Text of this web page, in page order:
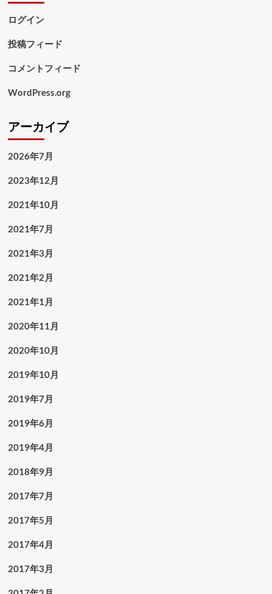
ログイン
投稿フィード
コメントフィード
WordPress.org
アーカイブ
2026年7月
2023年12月
2021年10月
2021年7月
2021年3月
2021年2月
2021年1月
2020年11月
2020年10月
2019年10月
2019年7月
2019年6月
2019年4月
2018年9月
2017年7月
2017年5月
2017年4月
2017年3月